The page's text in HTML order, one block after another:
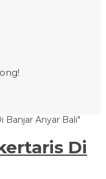
Banjar Anyar Bali"
Di